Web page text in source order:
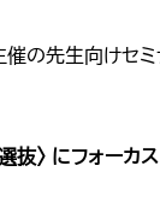
催の先生向けセミ
抜〉 にフォーカ